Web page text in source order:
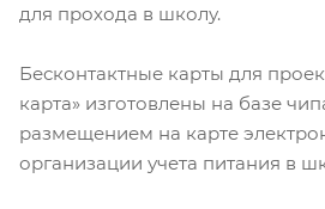
для прохода в школу.
Бесконтактные карты для
карта» изготовлены на базе
размещением на карте
организации учета питания в